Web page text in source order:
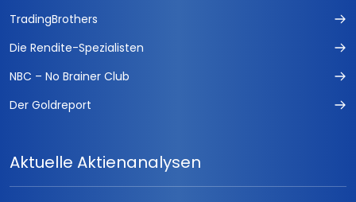
TradingBrothers
Die Rendite-Spezialisten
NBC – No Brainer Club
Der Goldreport
Aktuelle Aktienanalysen